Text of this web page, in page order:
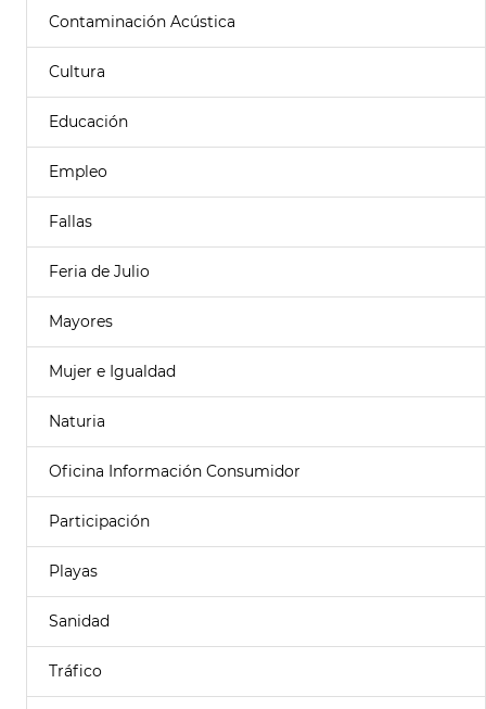
Contaminación Acústica
Cultura
Educación
Empleo
Fallas
Feria de Julio
Mayores
Mujer e Igualdad
Naturia
Oficina Información Consumidor
Participación
Playas
Sanidad
Tráfico